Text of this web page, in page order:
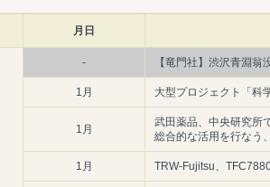
月日
- 【竜門社】渋沢青淵翁
1月 大型プロジェクト「科
1月
武田薬品、中央研究所
総合的な活用を行なう
1月 TRW‐Fujitsu、